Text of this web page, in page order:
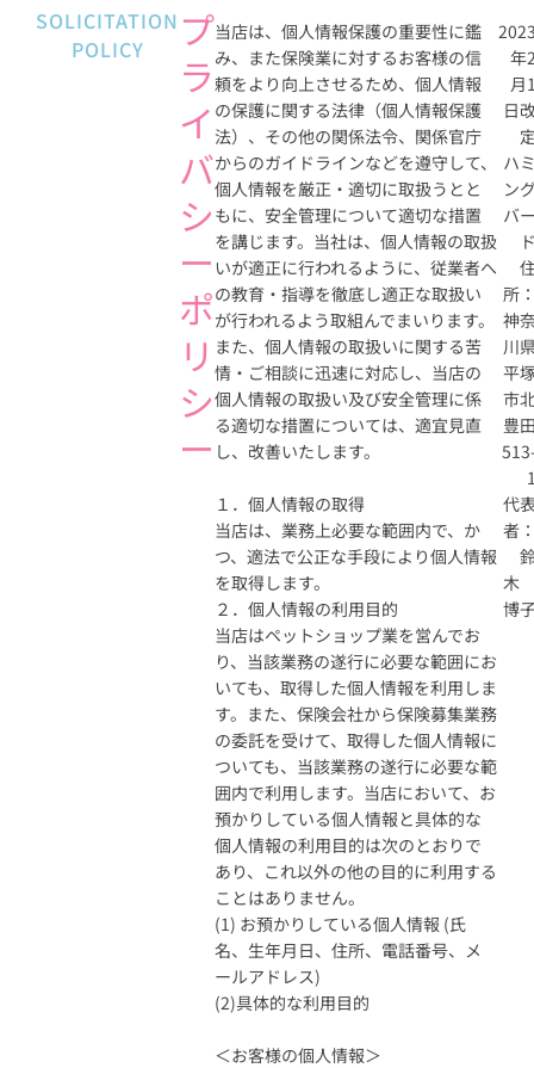
SOLICITATION
POLICY
プ
ラ
イ
バ
シ
ー
ポ
リ
シ
ー
当店は、個人情報保護の重要性に鑑
み、また保険業に対するお客様の信
頼をより向上させるため、個人情報
の保護に関する法律（個人情報保護
法）、その他の関係法令、関係官庁
からのガイドラインなどを遵守して、
個人情報を厳正・適切に取扱うとと
もに、安全管理について適切な措置
を講じます。当社は、個人情報の取扱
いが適正に行われるように、従業者へ
の教育・指導を徹底し適正な取扱い
が行われるよう取組んでまいります。
また、個人情報の取扱いに関する苦
情・ご相談に迅速に対応し、当店の
個人情報の取扱い及び安全管理に係
る適切な措置については、適宜見直
し、改善いたします。
１．個人情報の取得
当店は、業務上必要な範囲内で、か
つ、適法で公正な手段により個人情報
を取得します。
２．個人情報の利用目的
当店はペットショップ業を営んでお
り、当該業務の遂行に必要な範囲にお
いても、取得した個人情報を利用しま
す。また、保険会社から保険募集業務
の委託を受けて、取得した個人情報に
ついても、当該業務の遂行に必要な範
囲内で利用します。当店において、お
預かりしている個人情報と具体的な
個人情報の利用目的は次のとおりで
あり、これ以外の他の目的に利用する
ことはありません。
(1) お預かりしている個人情報 (氏
名、生年月日、住所、電話番号、メ
ールアドレス)
(2)具体的な利用目的
＜お客様の個人情報＞
年
月
日
ハ
ン
バ
所
神
川
平
市
豊
代
者
博